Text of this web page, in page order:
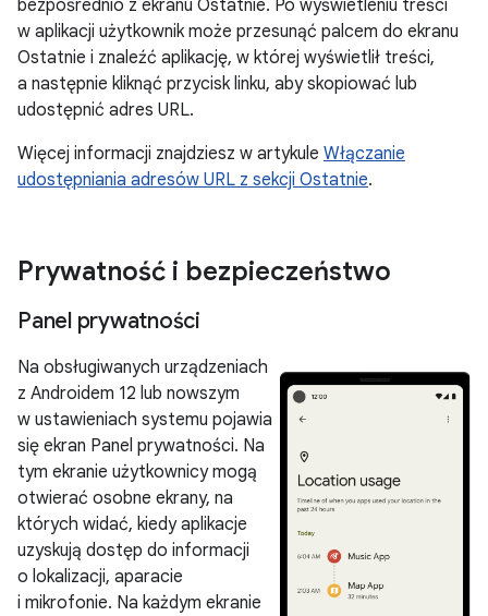
bezpośrednio z ekranu Ostatnie. Po wyświetleniu treści
w aplikacji użytkownik może przesunąć palcem do ekranu
Ostatnie i znaleźć aplikację, w której wyświetlił treści,
a następnie kliknąć przycisk linku, aby skopiować lub
udostępnić adres URL.
Więcej informacji znajdziesz w artykule Włączanie
udostępniania adresów URL z sekcji Ostatnie.
Prywatność i bezpieczeństwo
Panel prywatności
Na obsługiwanych urządzeniach
z Androidem 12 lub nowszym
w ustawieniach systemu pojawia
się ekran Panel prywatności. Na
tym ekranie użytkownicy mogą
otwierać osobne ekrany, na
których widać, kiedy aplikacje
uzyskują dostęp do informacji
o lokalizacji, aparacie
i mikrofonie. Na każdym ekranie